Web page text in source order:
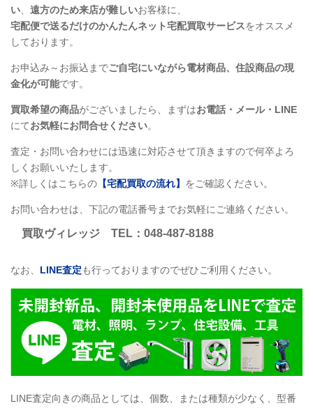
い
遠方のため来店が難しいお客様に、
宅配便で送るだけのかんたんネット宅配買取サービスをオススメ
しております。
お申込み～お振込までご自宅にいながら電材商品、住設商品の現
金化が可能です。
買取希望の商品がございましたら、まずはお電話・メール・LINE
にてお気軽にお問合せください。
査定・お問い合わせには迅速に対応させて頂きますので何卒よろ
しくお願いいたします。
※詳しくはこちらの 【宅配買取の流れ】 をご確認ください。
お問い合わせは、下記の電話番号までお気軽にご連絡ください。
買取ヴィレッジ TEL ：048-487-8188
なお、 LINE査定も行っておりますのでぜひご利用ください。
LINE査定向きの商品としては、個数、または種類が少なく、型番